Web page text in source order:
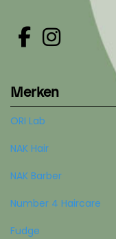
Merken
ORI Lab
NAK Hair
NAK Barber
Number 4 Haircare
Fudge